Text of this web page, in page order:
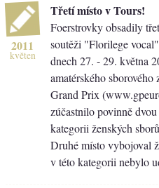
2011
květen
Třetí místo v Tours!
Foerstrovky obsadily
soutěži "Florilege
dnech 27. - 29. května
amatérského
Grand Prix
zúčastnilo povinně
kategorii ženských
Druhé místo vybojoval
v této kategorii nebylo